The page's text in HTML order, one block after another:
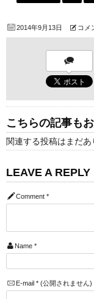
2014年9月13日 コメ
こちらの記事も
関連する投稿はまだあ
LEAVE A REPLY
Comment *
Name *
E-mail *(公開されません)